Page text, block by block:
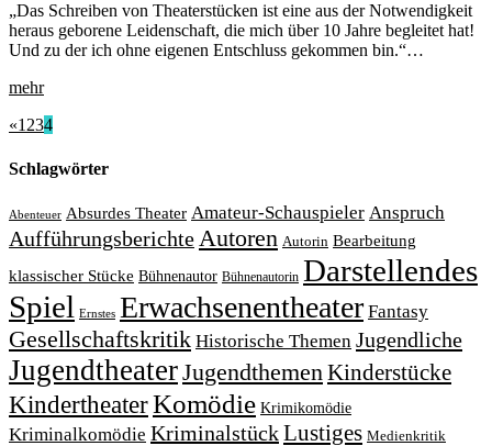
„Das Schreiben von Theaterstücken ist eine aus der Notwendigkeit
heraus geborene Leidenschaft, die mich über 10 Jahre begleitet hat!
Und zu der ich ohne eigenen Entschluss gekommen bin.“…
mehr
«1 234
Schlagwörter
Abenteuer Absurdes Theater Amateur-Schauspieler Anspruch
Aufführungsberichte Autoren Autorin Bearbeitung
klassischer Stücke Bühnenautor Bühnenautorin Darstellendes
Spiel Ernstes Erwachsenentheater Fantasy
Gesellschaftskritik Historische Themen Jugendliche
JugendtheaterJugendthemen Kinderstücke
KindertheaterKomödie Krimikomödie
Kriminalkomödie KriminalstückLustiges Medienkritik